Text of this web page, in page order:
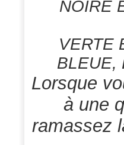
NOIRE
VERTE
BLEUE,
Lorsque
à une
ramassez